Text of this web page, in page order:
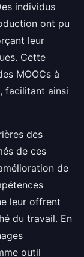
individus
ont pu
leur
Cette
MOOCs à
facilitant ainsi
des
de ces
de
leur offrent
du travail. En
outil